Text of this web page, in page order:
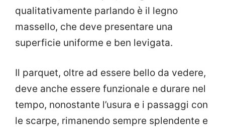
qualitativamente parlando è il legno
massello, che deve presentare una
superficie uniforme e ben levigata.
Il parquet, oltre ad essere bello da vedere,
deve anche essere funzionale e durare nel
tempo, nonostante l’usura e i passaggi con
le scarpe, rimanendo sempre splendente e